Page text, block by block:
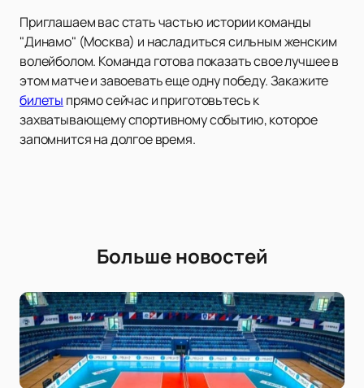
Приглашаем вас стать частью истории команды
"Динамо" (Москва) и насладиться сильным женским
волейболом. Команда готова показать свое лучшее в
этом матче и завоевать еще одну победу. Закажите
билеты прямо сейчас и приготовьтесь к
захватывающему спортивному событию, которое
запомнится на долгое время.
Больше новостей